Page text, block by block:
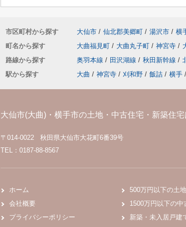
市区町村から探す 大仙市 / 仙北郡美郷町 / 湯沢市 / 横
町名から探す
大曲福見町 / 大曲丸子町 / 神宮寺 /
路線から探す
奥羽本線 / 田沢湖線 / 秋田新幹線 /
駅から探す
大曲 / 神宮寺 / 刈和野 / 飯詰 / 横手 /
大仙市(大曲)・横手市の土地・中古住宅・新築住
〒014-0022 秋田県大仙市大花町6番39号
TEL：0187-88-8567
ホーム
会社概要
プライバシーポリシー
500万円以下の土地
1500万円以下の中
新築・未入居戸建